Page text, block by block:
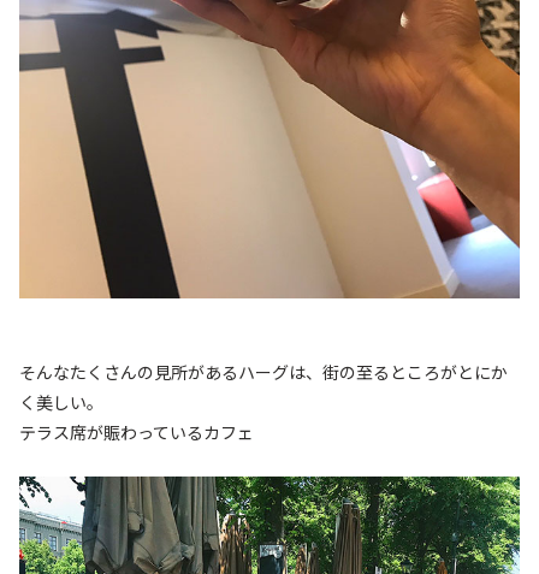
そんなたくさんの見所があるハーグは、街の至るところがとにか
く美しい。
テラス席が賑わっているカフェ